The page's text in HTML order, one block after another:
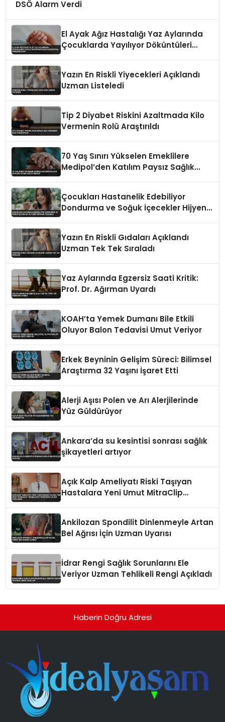
DSÖ Alarm Verdi
El Ayak Ağız Hastalığı Yaz Aylarında
Çocuklarda Yayılıyor Döküntüleri
Yazın En Riskli Yiyecekleri Açıklandı
Uzman Listeledi
Tip 2 Diyabet Riskini Azaltmada Kilo
Vermenin Rolü Araştırıldı
70 Yaş Sınırı Yükselen Emeklilere
Medipol’den Katılım Paysız Sağlık
Çocukları Hastanelik Edebiliyor
Dondurma ve Soğuk İçecekler Hijyenik
Yazın En Riskli Gıdaları Açıklandı
Uzman Tek Tek Sıraladı
Yaz Aylarında Egzersiz Saati Kritik:
Prof. Dr. Ağırman Uyardı
KOAH’ta Yemek Dumanı Bile Etkili
Oluyor Balon Tedavisi Umut Veriyor
Erkek Beyninin Gelişim Süreci: Bilimsel
Araştırma 32 Yaşını İşaret Etti
Alerji Aşısı Polen ve Arı Alerjilerinde
Yüz Güldürüyor
Ankara’da su kesintisi sonrası sağlık
şikayetleri artıyor
Açık Kalp Ameliyatı Riski Taşıyan
Hastalara Yeni Umut MitraClip
Ankilozan Spondilit Dinlenmeyle Artan
Bel Ağrısı İçin Uzman Uyarısı
İdrar Rengi Sağlık Sorunlarını Ele
Veriyor Uzman Tehlikeli Rengi Açıkladı
Haberin Doğru Adresi